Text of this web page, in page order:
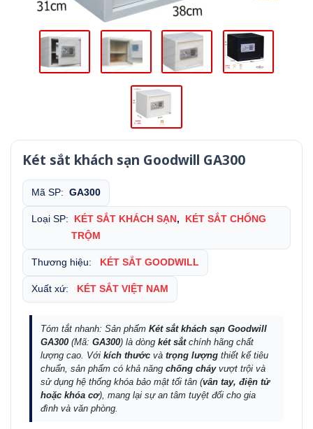
Két sắt khách sạn Goodwill GA300
Mã SP: GA300
Loại SP: KÉT SẮT KHÁCH SẠN ,
KÉT SẮT CHỐNG
TRỘM
Thương hiệu: KÉT SẮT GOODWILL
Xuất xứ: KÉT SẮT VIỆT NAM
Tóm tắt nhanh: Sản phẩm Két sắt khách sạn Goodwill
GA300 (Mã: GA300) là dòng két sắtchính hãng chất
lượng cao. Với kích thước và trọng lượng thiết kế tiêu
chuẩn, sản phẩm có khả năng chống cháyvượt trội và
sử dụng hệ thống khóa bảo mật tối tân (vân tay, điện tử
hoặc khóa cơ), mang lại sự an tâm tuyệt đối cho gia
đình và văn phòng.